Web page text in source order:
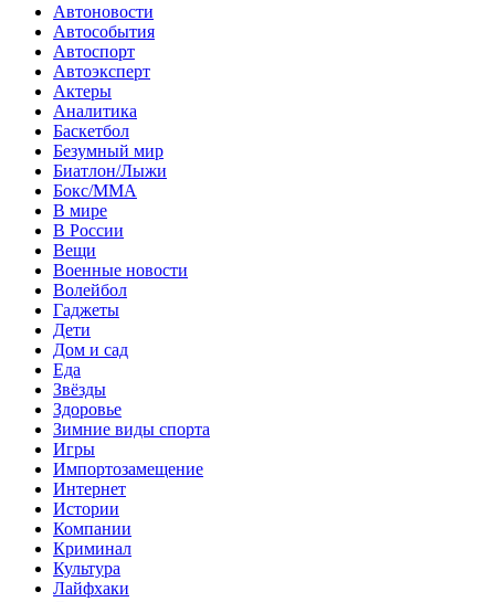
Автоновости
Автособытия
Автоспорт
Автоэксперт
Актеры
Аналитика
Баскетбол
Безумный мир
Биатлон/Лыжи
Бокс/MMA
В мире
В России
Вещи
Военные новости
Волейбол
Гаджеты
Дети
Дом и сад
Еда
Звёзды
Здоровье
Зимние виды спорта
Игры
Импортозамещение
Интернет
Истории
Компании
Криминал
Культура
Лайфхаки